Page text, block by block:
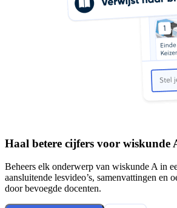
Haal betere cijfers voor wiskunde
Beheers elk onderwerp van wiskunde A in
aansluitende lesvideo’s, samenvattingen en
door bevoegde docenten.